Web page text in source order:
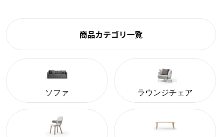
商品カテゴリ一覧
ソファ ラウンジチェア